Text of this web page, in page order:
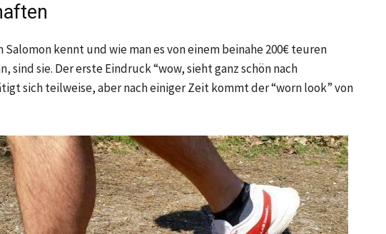
kennt und wie man es von einem beinahe 200€ teuren
sind sie. Der erste Eindruck “wow, sieht ganz schön nach
sich teilweise, aber nach einiger Zeit kommt der “worn look” von